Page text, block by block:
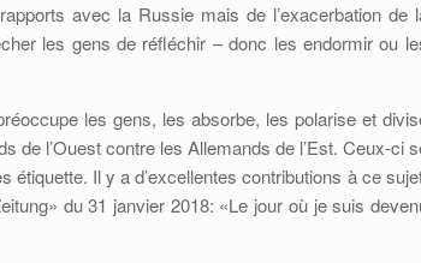
avec la Russie mais de l’exacerbation de
les gens de réfléchir – donc les endormir ou
les gens, les absorbe, les polarise et
de l’Ouest contre les Allemands de l’Est. Ceux-ci
Il y a d’excellentes contributions à ce
du 31 janvier 2018: «Le jour où je suis